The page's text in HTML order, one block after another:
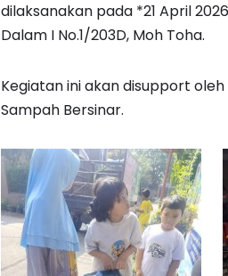
dilaksanakan pada *21 April
Dalam I No.1/203D, Moh Toha.
Kegiatan ini akan disupport oleh
Sampah Bersinar.